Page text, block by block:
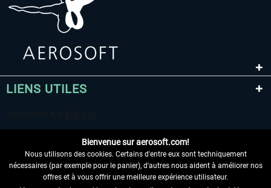
LIENS UTILES
Bienvenue sur aerosoft.com!
Nous utilisons des cookies. Certains d'entre eux sont techniquement
nécessaires (par exemple pour le panier), d'autres nous aident à améliorer nos
offres et à vous offrir une meilleure expérience utilisateur.